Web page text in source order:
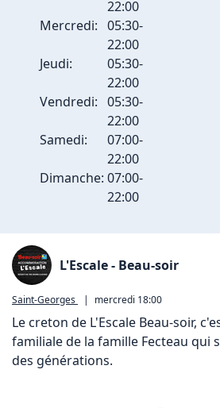
22:00
Mercredi: 05:30-
22:00
Jeudi:
05:30-
22:00
Vendredi: 05:30-
22:00
Samedi:
07:00-
22:00
Dimanche: 07:00-
22:00
L'Escale - Beau-soir
Saint-Georges | mercredi 18:00
Le creton de L'Escale Beau-soir,
familiale de la famille Fecteau qui
des générations.